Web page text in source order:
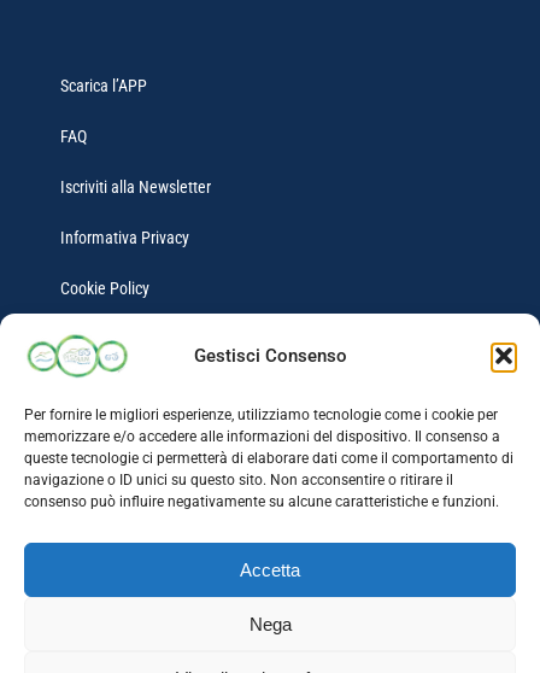
Gestisci Consenso
Per fornire le migliori esperienze, utilizziamo tecnologie come i cookie per
memorizzare e/o accedere alle informazioni del dispositivo. Il consenso a
queste tecnologie ci permetterà di elaborare dati come il comportamento di
navigazione o ID unici su questo sito. Non acconsentire o ritirare il
consenso può influire negativamente su alcune caratteristiche e funzioni.
Accetta
Nega
Scarica l’APP
FAQ
Iscriviti alla Newsletter
Informativa Privacy
Cookie Policy
Itinerari Mobilità Ridotta
Attività associate Pistaaa